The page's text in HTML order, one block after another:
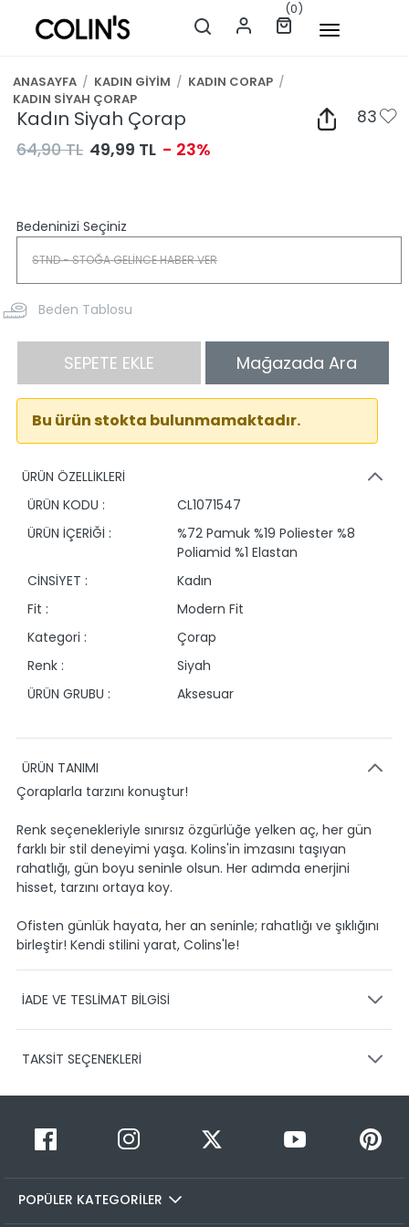
(0)
ANASAYFA / KADIN GİYİM / KADIN CORAP /
KADIN SİYAH ÇORAP
Kadın Siyah Çorap 83
64,90 TL 49,99 TL - 23%
Bedeninizi Seçiniz
Beden Tablosu
SEPETE EKLE Mağazada Ara
Bu ürün stokta bulunmamaktadır.
ÜRÜN ÖZELLİKLERİ
ÜRÜN KODU :
CL1071547
ÜRÜN İÇERİĞİ :
%72 Pamuk %19 Poliester %8
Poliamid %1 Elastan
CİNSİYET :
Kadın
Fit :
Modern Fit
Kategori :
Çorap
Renk :
Siyah
ÜRÜN GRUBU :
Aksesuar
ÜRÜN TANIMI
Çoraplarla tarzını konuştur!
Renk seçenekleriyle sınırsız özgürlüğe yelken aç, her gün
farklı bir stil deneyimi yaşa. Kolins'in imzasını taşıyan
rahatlığı, gün boyu seninle olsun. Her adımda enerjini
hisset, tarzını ortaya koy.
Ofisten günlük hayata, her an seninle; rahatlığı ve şıklığını
birleştir! Kendi stilini yarat, Colins'le!
İADE VE TESLİMAT BİLGİSİ
Ürünlerinizin gönderimini anlaşmalı olduğumuz PTT,
1-3 iş günü içerisinde kargoya teslim edilir.
Siparişimin kargo takibini nasıl yapabilirim?
Hesabım/Siparişlerim paneli üzerinden ilgili siparişinize ait
TAKSİT SEÇENEKLERİ
Taksit Sayısı Taksit Miktarı
Taksitli Tutar
Toplam
49,99 TL
2
POPÜLER KATEGORİLER